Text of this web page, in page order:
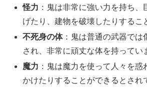
怪力 ：鬼は非常に強い力を持ち、
げたり、建物を破壊したりするこ
不死身の体：鬼は普通の武器では
され、非常に頑丈な体を持ってい
魔力 ：鬼は魔力を使って人々を惑
かけたりすることができるとされ